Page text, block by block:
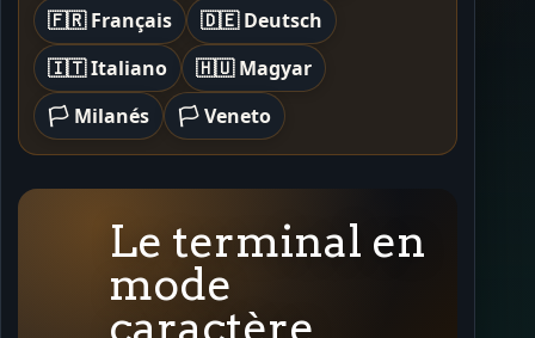
🇫🇷 Français
🇩🇪 Deutsch
🇮🇹 Italiano
🇭🇺 Magyar
🏳️ Milanés
🏳️ Veneto
Le terminal en
mode